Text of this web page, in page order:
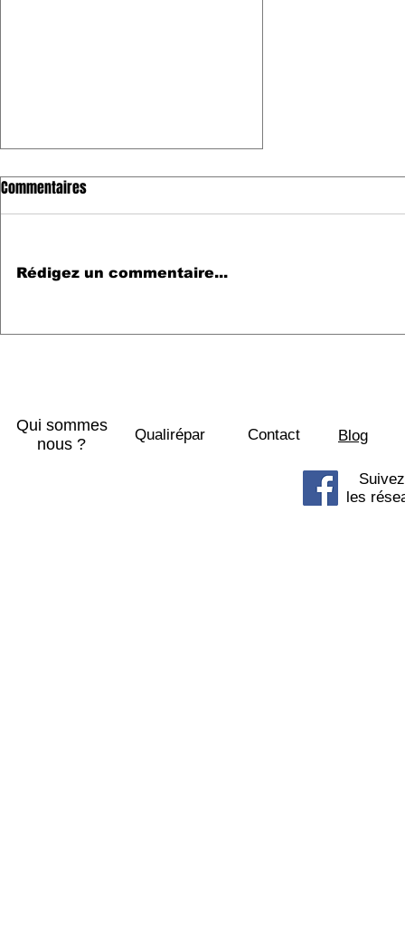
Écran iPhone 16 cassé ?
Commentaires
Rédigez un commentaire...
Qui sommes
nous ?
Qualirépar Contact Blog
les